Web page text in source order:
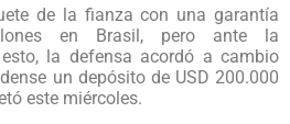
de la fianza con una garantía
en Brasil, pero ante la
la defensa acordó a cambio
un depósito de USD 200.000
este miércoles.